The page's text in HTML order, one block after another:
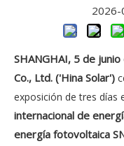
SHANGHAI, 5 de
Co., Ltd. ('Hina Solar')
exposición de tres días
internacional de
energía fotovoltaica